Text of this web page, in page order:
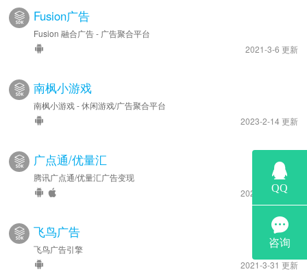
Fusion广告
Fusion 融合广告 - 广告聚合平台
2021-3-6 更新
南枫小游戏
南枫小游戏 - 休闲游戏/广告聚合平台
2023-2-14 更新
广点通/优量汇
腾讯广点通/优量汇广告变现
2026-1-16 更新
飞鸟广告
飞鸟广告引擎
2021-3-31 更新